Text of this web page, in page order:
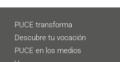
PUCE transforma
Descubre tu vocación
PUCE en los medios